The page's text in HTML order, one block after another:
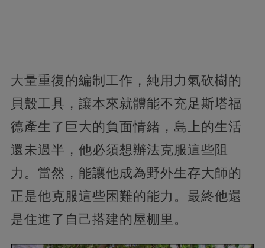
大量重復的編制工作，純用力氣砍樹的
貝殼工具，讓本來就體能不充足斯塔福
德產生了巨大的負面情緒，島上的生活
還未過半，他必須想辦法克服這些阻
力。當然，能讓他成為野外生存大師的
正是他克服這些困難的能力。最終他還
是住進了自己搭建的屋棚里。